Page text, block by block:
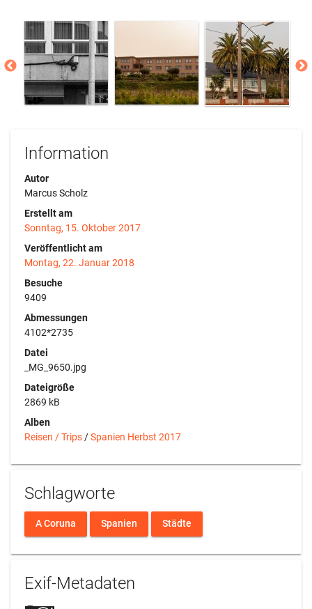
Information
Autor
Marcus Scholz
Erstellt am
Sonntag, 15. Oktober 2017
Veröffentlicht am
Montag, 22. Januar 2018
Besuche
9409
Abmessungen
4102*2735
Datei
_MG_9650.jpg
Dateigröße
2869 kB
Alben
Reisen / Trips /Spanien Herbst 2017
Schlagworte
A Coruna Spanien Städte
Exif-Metadaten